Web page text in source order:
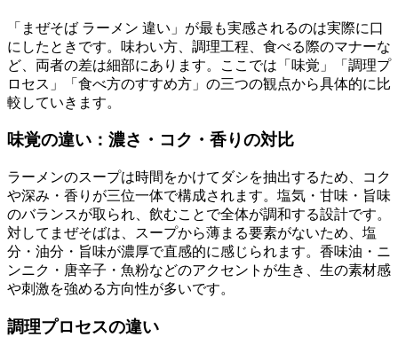
「まぜそば ラーメン 違い」が最も実感されるのは実際に口
にしたときです。味わい方、調理工程、食べる際のマナーな
ど、両者の差は細部にあります。ここでは「味覚」「調理プ
ロセス」「食べ方のすすめ方」の三つの観点から具体的に比
較していきます。
味覚の違い：濃さ・コク・香りの対比
ラーメンのスープは時間をかけてダシを抽出するため、コク
や深み・香りが三位一体で構成されます。塩気・甘味・旨味
のバランスが取られ、飲むことで全体が調和する設計です。
対してまぜそばは、スープから薄まる要素がないため、塩
分・油分・旨味が濃厚で直感的に感じられます。香味油・ニ
ンニク・唐辛子・魚粉などのアクセントが生き、生の素材感
や刺激を強める方向性が多いです。
調理プロセスの違い